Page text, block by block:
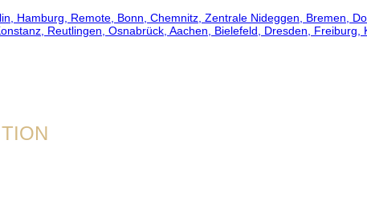
Hamburg, Remote, Bonn, Chemnitz, Zentrale Nideggen, Bremen,
Reutlingen, Osnabrück, Aachen, Bielefeld, Dresden,